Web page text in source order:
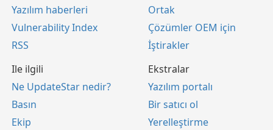
Yazılım haberleri
Vulnerability Index
RSS
Ortak
Çözümler OEM için
İştirakler
Ile ilgili
Ne UpdateStar nedir?
Basın
Ekip
Ekstralar
Yazılım portalı
Bir satıcı ol
Yerelleştirme